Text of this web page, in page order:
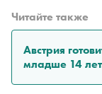
Читайте также
Австрия
младше 14 лет